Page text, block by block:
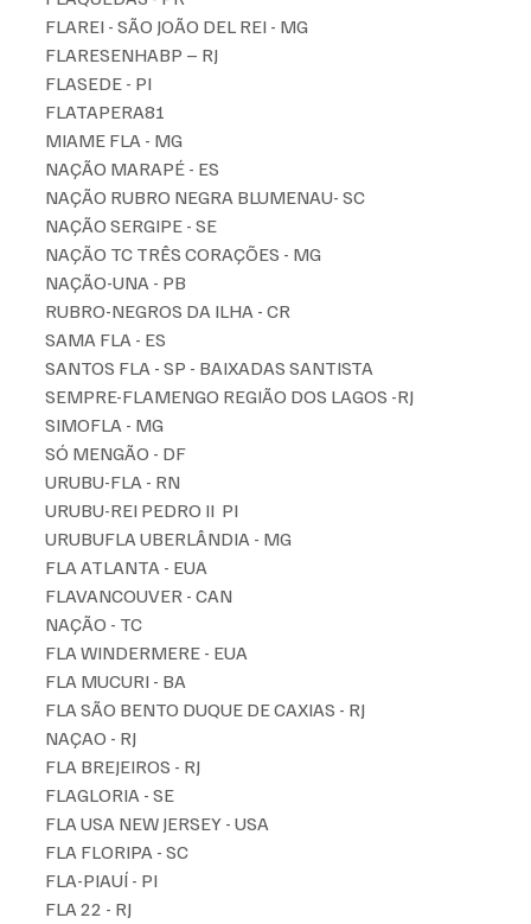
FLAREI - SÃO JOÃO DEL REI - MG
FLARESENHABP – RJ
FLASEDE - PI
FLATAPERA81
MIAME FLA - MG
NAÇÃO MARAPÉ - ES
NAÇÃO RUBRO NEGRA BLUMENAU- SC
NAÇÃO SERGIPE - SE
NAÇÃO TC TRÊS CORAÇÕES - MG
NAÇÃO-UNA - PB
RUBRO-NEGROS DA ILHA - CR
SAMA FLA - ES
SANTOS FLA - SP - BAIXADAS SANTISTA
SEMPRE-FLAMENGO REGIÃO DOS LAGOS -RJ
SIMOFLA - MG
SÓ MENGÃO - DF
URUBU-FLA - RN
URUBU-REI PEDRO II  PI
URUBUFLA UBERLÂNDIA - MG
FLA ATLANTA - EUA
FLAVANCOUVER - CAN
NAÇÃO - TC
FLA WINDERMERE - EUA
FLA MUCURI - BA
FLA SÃO BENTO DUQUE DE CAXIAS - RJ
NAÇAO - RJ
FLA BREJEIROS - RJ
FLAGLORIA - SE
FLA USA NEW JERSEY - USA
FLA FLORIPA - SC
FLA-PIAUÍ - PI
FLA 22 - RJ